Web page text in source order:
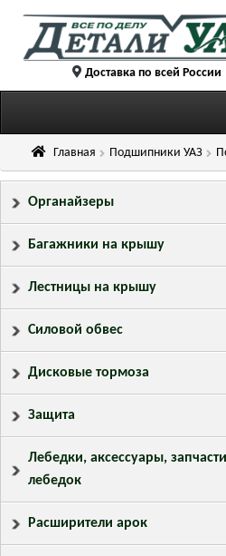
Перейти
Перейти
содержимому Доставка по всей России
Главная Подшипники УАЗ
Органайзеры
Багажники на крышу
Лестницы на крышу
Силовой обвес
Дисковые тормоза
Защита
Лебедки, аксессуары,
лебедок
Расширители арок